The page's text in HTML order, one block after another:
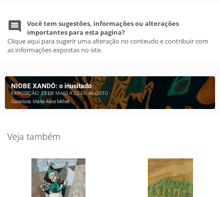
Você tem sugestões, informações ou alterações
importantes para esta pagina?
Clique aqui para sugerir uma alteração no conteudo e contribuir com
as informações expostas no site.
Veja também